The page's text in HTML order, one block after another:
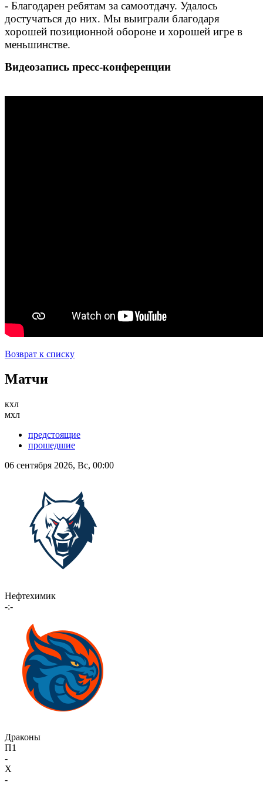
- Благодарен ребятам за самоотдачу. Удалось
достучаться до них. Мы выиграли благодаря
хорошей позиционной обороне и хорошей игре в
меньшинстве.
Видеозапись пресс-конференции
Возврат к списку
Матчи
кхл
мхл
предстоящие
прошедшие
06 сентября 2026, Вс, 00:00
Нефтехимик
-:-
Драконы
П1
-
X
-